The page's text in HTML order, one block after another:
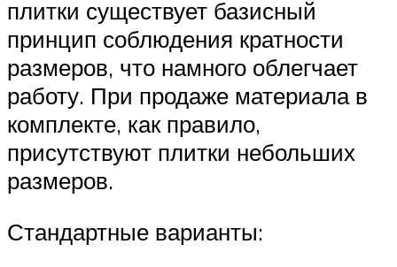
плитки существует базисный
принцип соблюдения кратности
размеров, что намного облегчает
работу. При продаже материала в
комплекте, как правило,
присутствуют плитки небольших
размеров.
Стандартные варианты: